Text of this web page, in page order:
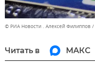
© РИА Новости . Алексей Филиппов
Читать в МАКС